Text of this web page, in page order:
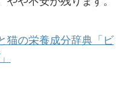
猫の栄養成分辞典「ビ